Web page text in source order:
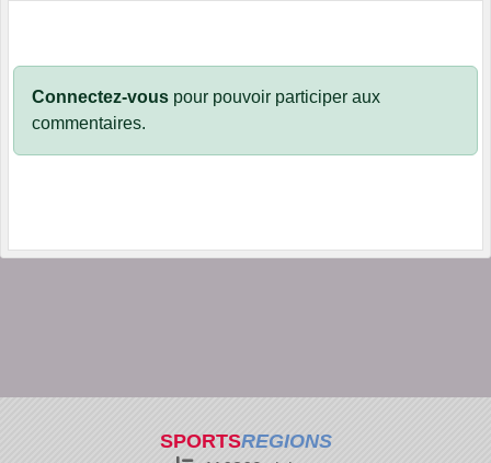
Connectez-vous pour pouvoir participer aux
commentaires.
SPORTSREGIONS